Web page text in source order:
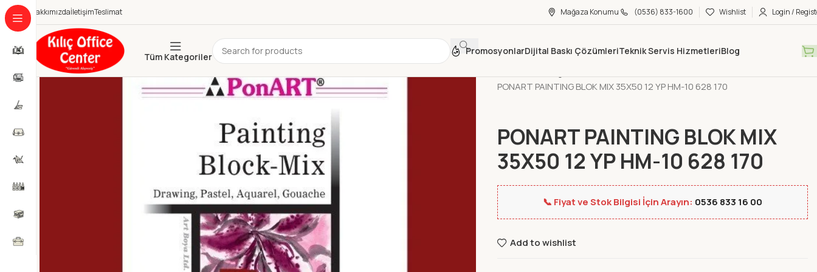
HakkımızdaİletişimTeslimat Mağaza Konumu (0536) 833-1600 Wishlist Login /
Tüm Kategoriler
PromosyonlarDijital Baskı ÇözümleriTeknik Servis HizmetleriBlog
PONART PAINTING BLOK MIX 35X50 12 YP HM-10 628 170
PONART PAINTING BLOK MIX
35X50 12 YP HM-10 628 170
📞 Fiyat ve Stok Bilgisi İçin Arayın: 0536 833 16 00
Add to wishlist